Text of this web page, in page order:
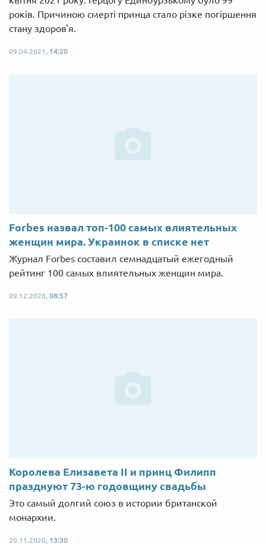
років. Причиною смерті принца стало різке погіршення
стану здоров'я.
09.04.2021, 14:20
Forbes назвал топ-100 самых влиятельных
женщин мира. Украинок в списке нет
Журнал Forbes составил семнадцатый ежегодный
рейтинг 100 самых влиятельных женщин мира.
09.12.2020, 08:57
Королева Елизавета II и принц Филипп
празднуют 73-ю годовщину свадьбы
Это самый долгий союз в истории британской
монархии.
20.11.2020, 13:30